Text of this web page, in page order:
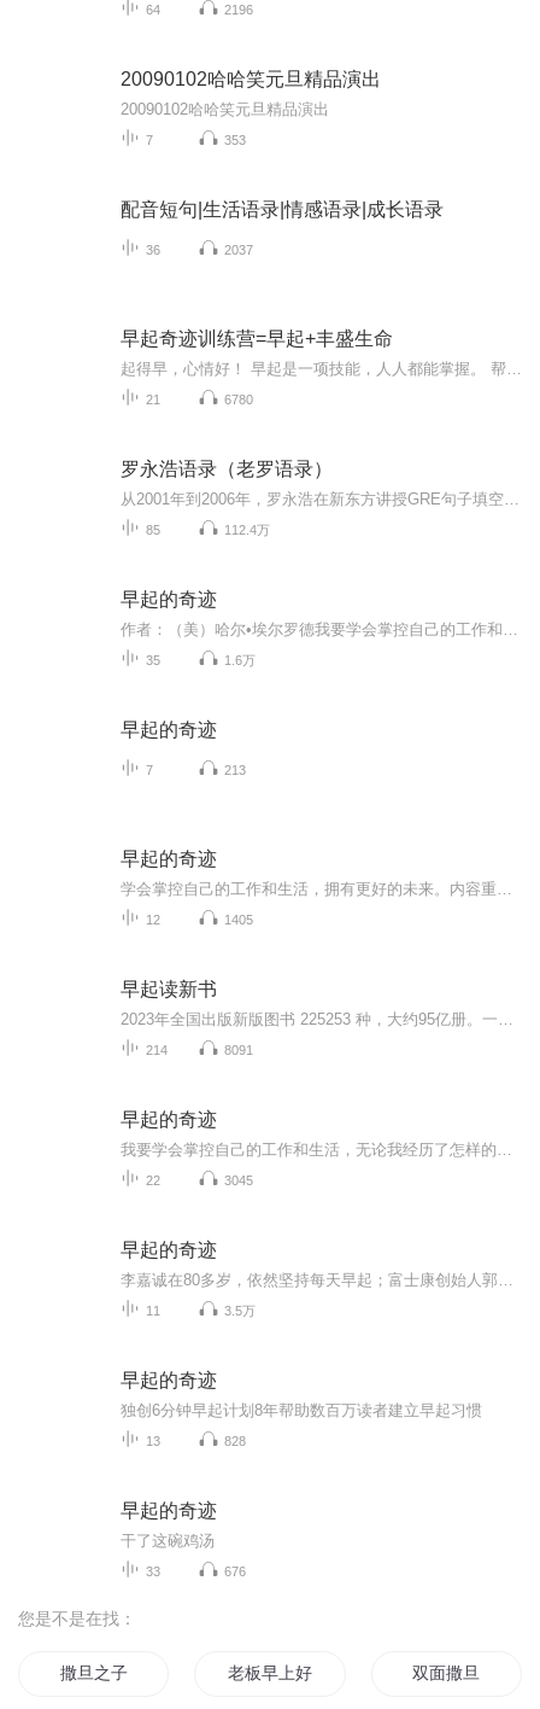
64 2196
20090102哈哈笑元旦精品演出
20090102哈哈笑元旦精品演出
7 353
配音短句|生活语录|情感语录|成长语录
36 2037
早起奇迹训练营=早起+丰盛生命
21 6780
罗永浩语录（老罗语录）
85 112.4万
早起的奇迹
35 1.6万
早起的奇迹
7 213
早起的奇迹
12 1405
早起读新书
214 8091
早起的奇迹
22 3045
早起的奇迹
11 3.5万
早起的奇迹
独创6分钟早起计划8年帮助数百万读者建立早起习惯
13 828
早起的奇迹
干了这碗鸡汤
33 676
您是不是在找：
撒旦之子 老板早上好 双面撒旦